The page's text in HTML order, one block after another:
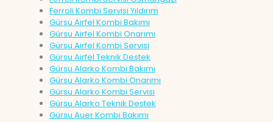
Ferroli Kombi Servisi Yıldırım
Gürsu Airfel Kombi Bakımı
Gürsu Airfel Kombi Onarımı
Gürsu Airfel Kombi Servisi
Gürsu Airfel Teknik Destek
Gürsu Alarko Kombi Bakımı
Gürsu Alarko Kombi Onarımı
Gürsu Alarko Kombi Servisi
Gürsu Alarko Teknik Destek
Gürsu Auer Kombi Bakımı